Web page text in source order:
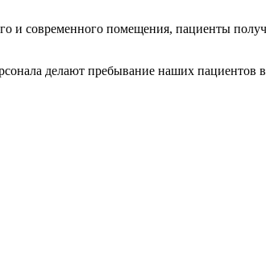
и современного помещения, пациенты
делают пребывание наших